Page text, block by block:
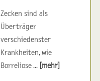
Zecken sind als
Überträger
verschiedenster
Krankheiten, wie
Borreliose ... [mehr]